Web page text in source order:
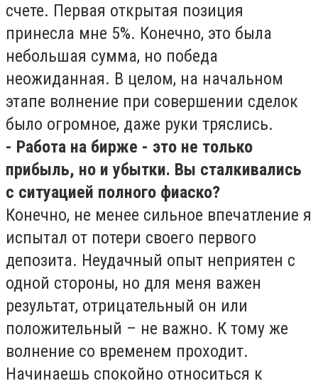
счете. Первая открытая позиция
принесла мне 5%. Конечно, это была
небольшая сумма, но победа
неожиданная. В целом, на начальном
этапе волнение при совершении сделок
было огромное, даже руки тряслись.
- Работа на бирже - это не только
прибыль, но и убытки. Вы сталкивались
с ситуацией полного фиаско?
Конечно, не менее сильное впечатление я
испытал от потери своего первого
депозита. Неудачный опыт неприятен с
одной стороны, но для меня важен
результат, отрицательный он или
положительный – не важно. К тому же
волнение со временем проходит.
Начинаешь спокойно относиться к